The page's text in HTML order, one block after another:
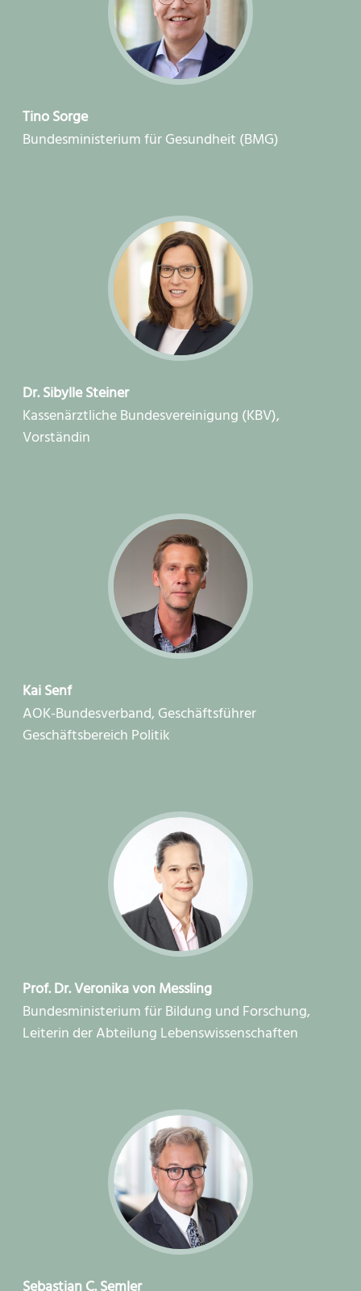
Tino Sorge
Bundesministerium für Gesundheit (BMG)
Dr. Sibylle Steiner
Kassenärztliche Bundesvereinigung (KBV),
Vorständin
Kai Senf
AOK-Bundesverband, Geschäftsführer
Geschäftsbereich Politik
Prof. Dr. Veronika von Messling
Bundesministerium für Bildung und Forschung,
Leiterin der Abteilung Lebenswissenschaften